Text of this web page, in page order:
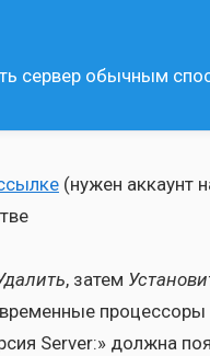
сер­вер обыч­ным
(нужен акка­унт
, затем
про­цес­со­ры
Server:» долж­на